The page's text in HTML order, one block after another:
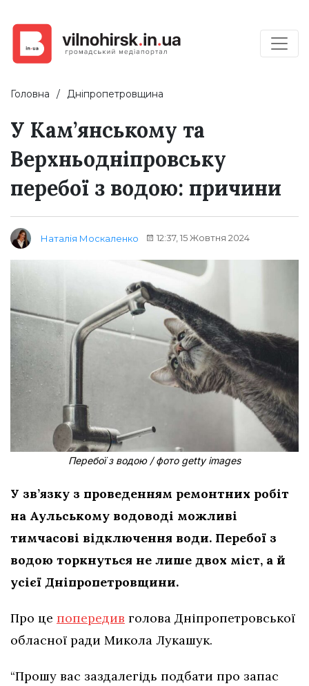
Головна Дніпропетровщина
У Кам’янському та
Верхньодніпровську
перебої з водою: причини
Наталія Москаленко 12:37, 15 Жовтня 2024
Перебої з водою / фото getty images
У зв’язку з проведенням ремонтних робіт
на Аульському водоводі можливі
тимчасові відключення води. Перебої з
водою торкнуться не лише двох міст, а й
усієї Дніпропетровщини.
Про це попередив голова Дніпропетровської
обласної ради Микола Лукашук.
“Прошу вас заздалегідь подбати про запас